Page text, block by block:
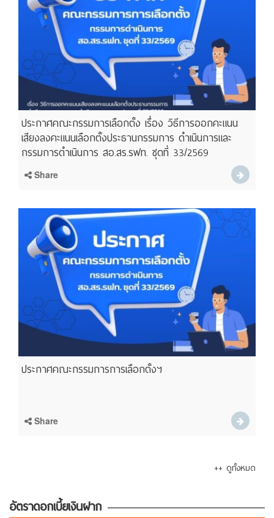
ประกาศคณะกรรมการเลือกตั้ง เรื่อง วิธีการออกคะแนน
เสียงลงคะแนนเลือกตั้งประธานกรรมการ ดำเนินการและ
กรรมการดำเนินการ สอ.สร.รฟท. ชุดที่ 33/2569
Share
ประกาศคณะกรรมการการเลือกตั้งฯ
Share
++ ดูทั้งหมด
อัตราดอกเบี้ยเงินฝาก